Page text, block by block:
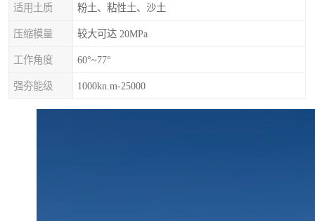
适用土质 粉土、粘性土、沙土
压缩模量 较大可达 20MPa
工作角度 60°~77°
强夯能级 1000kn.m-25000